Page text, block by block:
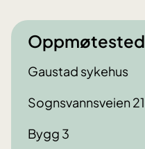
Oppmøtested
Gaustad sykehus
Sognsvannsveien 21
Bygg 3